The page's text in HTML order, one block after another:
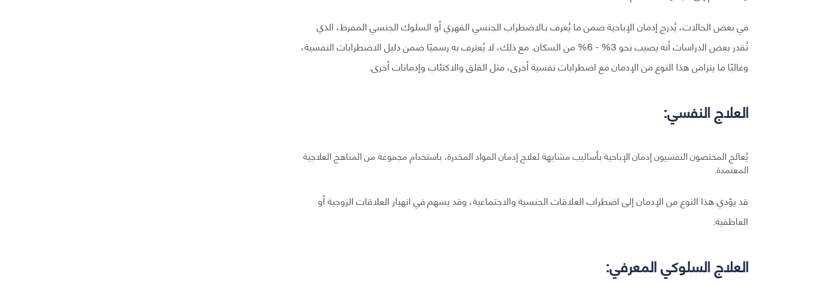
في بعض الحالات، يُدرج إدمان الإباحية ضمن ما يُعرف بـالاضطراب الجنسي القهري أو السلوك الجنسي المفرط، الذي
تُقدر بعض الدراسات أنه يصيب نحو 3% - 6% من السكان. مع ذلك، لا يُعترف به رسميًا ضمن دليل الاضطرابات النفسية،
وغالبًا ما يتزامن هذا النوع من الإدمان مع اضطرابات نفسية أخرى، مثل القلق والاكتئاب وإدمانات أخرى.
العلاج النفسي:
يُعالج المختصون النفسيون إدمان الإباحية بأساليب مشابهة لعلاج إدمان المواد المخدرة، باستخدام مجموعة من المناهج العلاجية
المعتمدة.
قد يؤدي هذا النوع من الإدمان إلى اضطراب العلاقات الجنسية والاجتماعية، وقد يسهم في انهيار العلاقات الزوجية أو
العاطفية.
العلاج السلوكي المعرفي: